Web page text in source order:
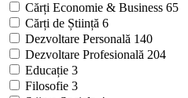
Cărți Economie & Business 65
Cărți de Știință 6
Dezvoltare Personală 140
Dezvoltare Profesională 204
Educație 3
Filosofie 3